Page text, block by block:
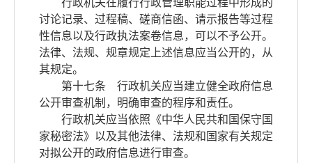
行政机关在履行行政管理职能过程中形成的
讨论记录、过程稿、磋商信函、请示报告等过程
性信息以及行政执法案卷信息，可以不予公开。
法律、法规、规章规定上述信息应当公开的，从
其规定。
第十七条 行政机关应当建立健全政府信息
公开审查机制，明确审查的程序和责任。
行政机关应当依照《中华人民共和国保守国
家秘密法》以及其他法律、法规和国家有关规定
对拟公开的政府信息进行审查。